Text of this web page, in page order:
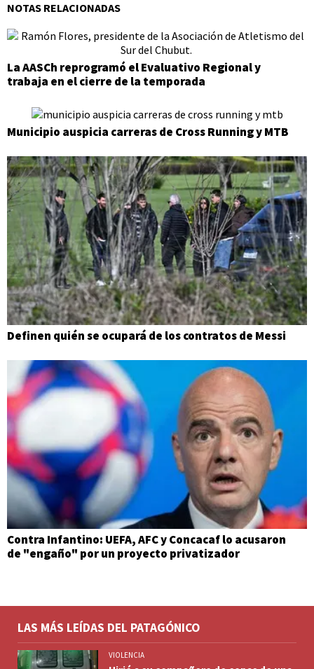
NOTAS RELACIONADAS
La AASCh reprogramó el Evaluativo Regional y
trabaja en el cierre de la temporada
Municipio auspicia carreras de Cross Running y MTB
Definen quién se ocupará de los contratos de Messi
Contra Infantino: UEFA, AFC y Concacaf lo acusaron
de "engaño" por un proyecto privatizador
LAS MÁS LEÍDAS DEL PATAGÓNICO
VIOLENCIA